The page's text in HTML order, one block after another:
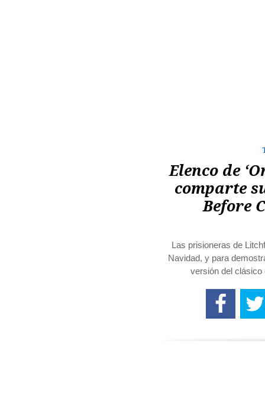
Elenco de
comparte
Before
Las prisioneras de
Navidad, y para
versión del